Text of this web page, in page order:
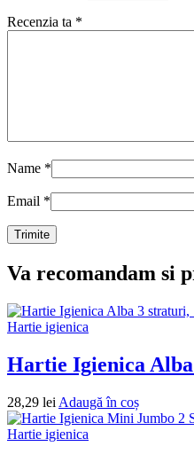
Recenzia ta *
Name *
Email *
Va recomandam si
Hartie igienica
Hartie Igienica
28,29 lei Adaugă în coș
Hartie igienica